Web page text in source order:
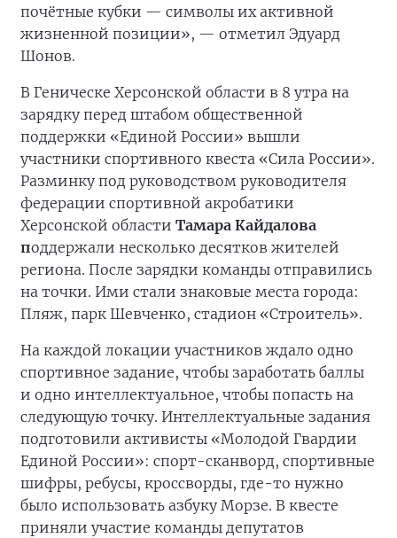
почётные кубки — символы их активной
жизненной позиции», — отметил Эдуард
Шонов.
В Геническе Херсонской области в 8 утра на
зарядку перед штабом общественной
поддержки «Единой России» вышли
участники спортивного квеста «Сила России».
Разминку под руководством руководителя
федерации спортивной акробатики
Херсонской области Тамара Кайдалова
поддержали несколько десятков жителей
региона. После зарядки команды отправились
на точки. Ими стали знаковые места города:
Пляж, парк Шевченко, стадион «Строитель».
На каждой локации участников ждало одно
спортивное задание, чтобы заработать баллы
и одно интеллектуальное, чтобы попасть на
следующую точку. Интеллектуальные задания
подготовили активисты «Молодой Гвардии
Единой России»: спорт-сканворд, спортивные
шифры, ребусы, кроссворды, где-то нужно
было использовать азбуку Морзе. В квесте
приняли участие команды депутатов